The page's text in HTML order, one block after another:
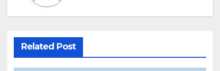
Related Post